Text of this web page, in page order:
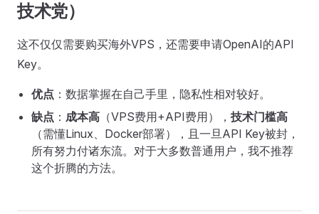
技术党）
这不仅仅需要购买海外VPS，还需要申请OpenAI的API
Key。
优点 ：数据掌握在自己手里，隐私性相对较好。
缺点 ： 成本高 （VPS费用+API费用）， 技术门槛高
（需懂Linux、Docker部署），且一旦API Key被封，
所有努力付诸东流。对于大多数普通用户，我不推荐
这个折腾的方法。